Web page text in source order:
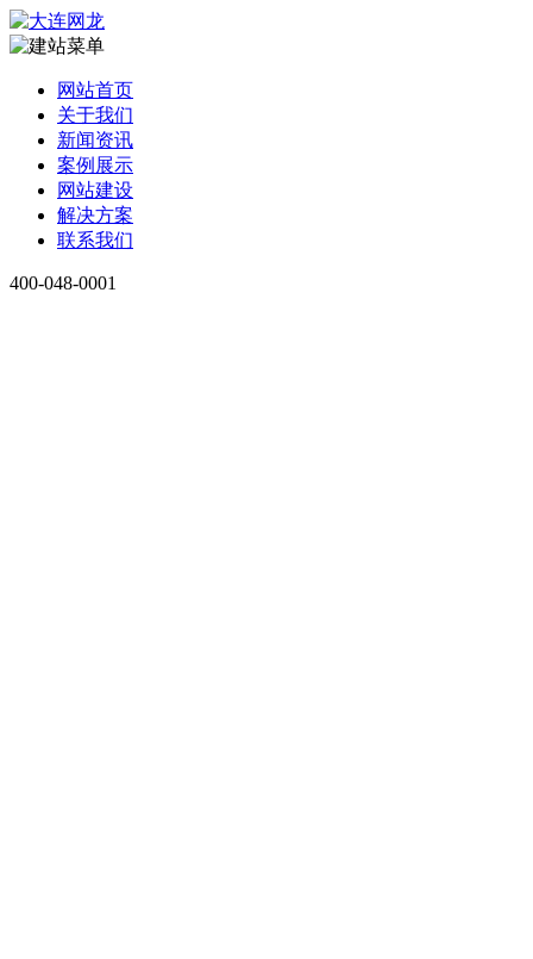
网站首页
关于我们
新闻资讯
案例展示
网站建设
解决方案
联系我们
400-048-0001